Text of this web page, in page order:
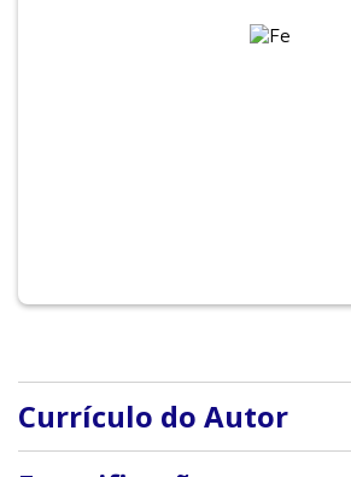
Currículo do Autor
George E. Vaillant, M.D., é